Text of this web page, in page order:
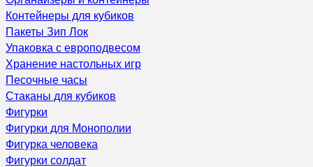
Контейнеры для кубиков
Пакеты Зип Лок
Упаковка с европодвесом
Хранение настольных игр
Песочные часы
Стаканы для кубиков
Фигурки
Фигурки для Монополии
Фигурка человека
Фигурки солдат